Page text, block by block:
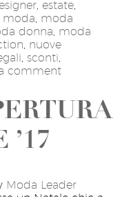
,estate,
moda, moda
donna, moda
, nuove
,sconti,
comment
’17
Moda Leader